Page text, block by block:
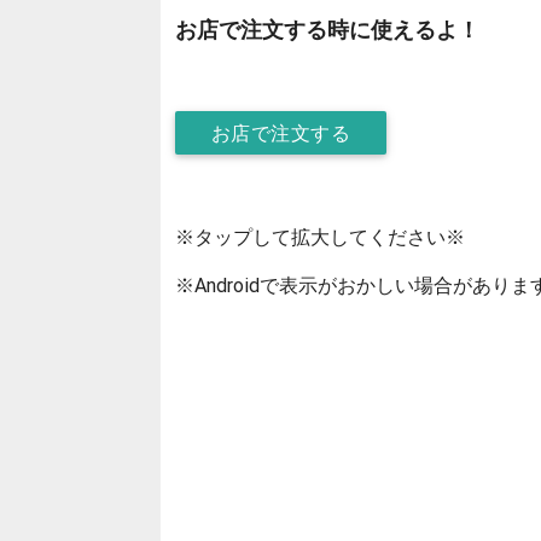
お店で注文する時に使えるよ！
お店で注文する
※タップして拡大してください※
※Androidで表示がおかしい場合があり